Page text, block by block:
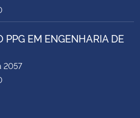
PPG EM ENGENHARIA DE
2057